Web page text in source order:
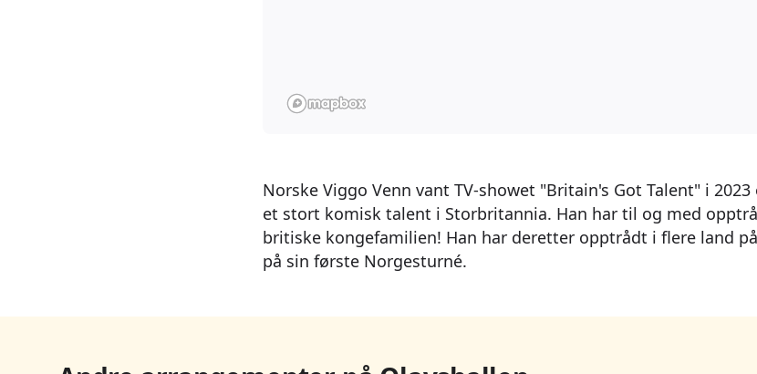
Norske Viggo Venn vant TV-showet "Britain's Got Talent" i
et stort komisk talent i Storbritannia. Han har til og med
britiske kongefamilien! Han har deretter opptrådt i flere land
på sin første Norgesturné.